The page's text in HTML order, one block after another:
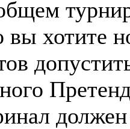
турнир
вы хотите